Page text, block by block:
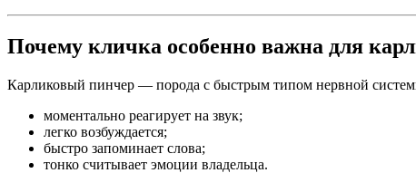
Почему кличка особенно важна для
Карликовый пинчер — порода с быстрым типом нервной
моментально реагирует на звук;
легко возбуждается;
быстро запоминает слова;
тонко считывает эмоции владельца.